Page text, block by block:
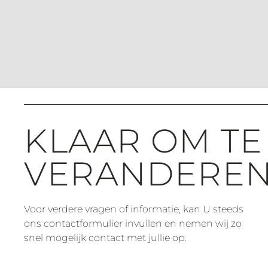
KLAAR OM TE
Voor verdere vragen of informatie, kan U steeds
ons contactformulier invullen en nemen wij zo
snel mogelijk contact met jullie op.